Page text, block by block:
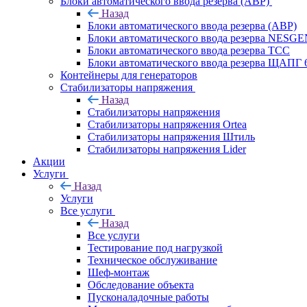
Назад
Блоки автоматического ввода резерва (АВР)
Блоки автоматического ввода резерва
Блоки автоматического ввода резерва ТСС
Блоки автоматического ввода резерва ЩАПГ
Контейнеры для генераторов
Стабилизаторы напряжения
Назад
Стабилизаторы напряжения
Стабилизаторы напряжения Ortea
Стабилизаторы напряжения Штиль
Стабилизаторы напряжения Lider
Акции
Услуги
Назад
Услуги
Все услуги
Назад
Все услуги
Тестирование под нагрузкой
Техническое обслуживание
Шеф-монтаж
Обследование объекта
Пусконаладочные работы